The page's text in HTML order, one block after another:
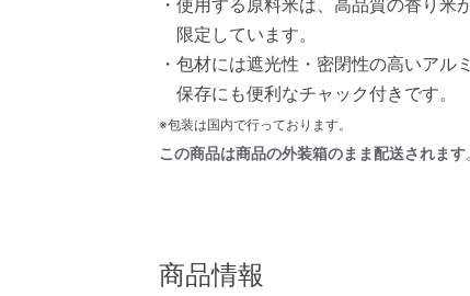
・使用する原料米は、高品質の香り
限定しています。
・包材には遮光性・密閉性の高いアル
保存にも便利なチャック付きです。
※包装は国内で行っております。
この商品は商品の外装箱のまま配送されます
商品情報